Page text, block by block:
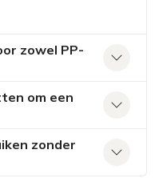
zowel PP-
om een
zonder